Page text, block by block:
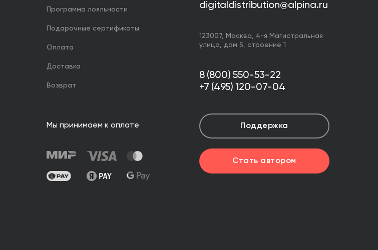
Программа лояльности
Подарочные сертификаты
Оплата
Доставка
Возврат
Мы принимаем к оплате
digitaldistribution@alpina.ru
123007, Москва, 4-я Магистральная
улица, дом 5, строение 1
8 (800) 550-53-22
+7 (495) 120-07-04
Поддержка
Стать автором